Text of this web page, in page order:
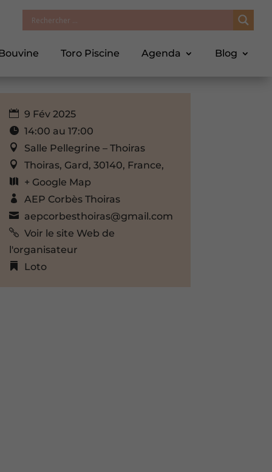
Toro Piscine Agenda Blog
9 Fév 2025
14:00 au 17:00
Salle Pellegrine – Thoiras
Thoiras, Gard, 30140, France,
+ Google Map
AEP Corbès Thoiras
aepcorbesthoiras@gmail.com
Voir le site Web de
l'organisateur
Loto